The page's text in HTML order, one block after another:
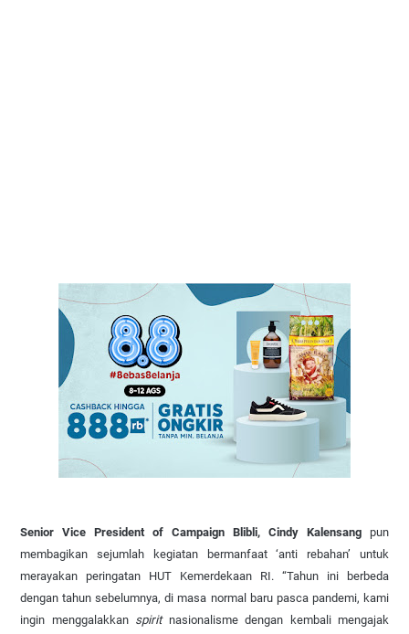
Senior Vice President of Campaign Blibli, Cindy Kalensang pun
membagikan sejumlah kegiatan bermanfaat ‘anti rebahan’ untuk
merayakan peringatan HUT Kemerdekaan RI. “Tahun ini berbeda
dengan tahun sebelumnya, di masa normal baru pasca pandemi, kami
ingin menggalakkan spiritnasionalisme dengan kembali mengajak